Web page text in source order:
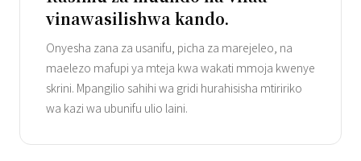
vinawasilishwa kando.
Onyesha zana za usanifu, picha za marejeleo, na
maelezo mafupi ya mteja kwa wakati mmoja kwenye
skrini. Mpangilio sahihi wa gridi hurahisisha mtiririko
wa kazi wa ubunifu ulio laini.